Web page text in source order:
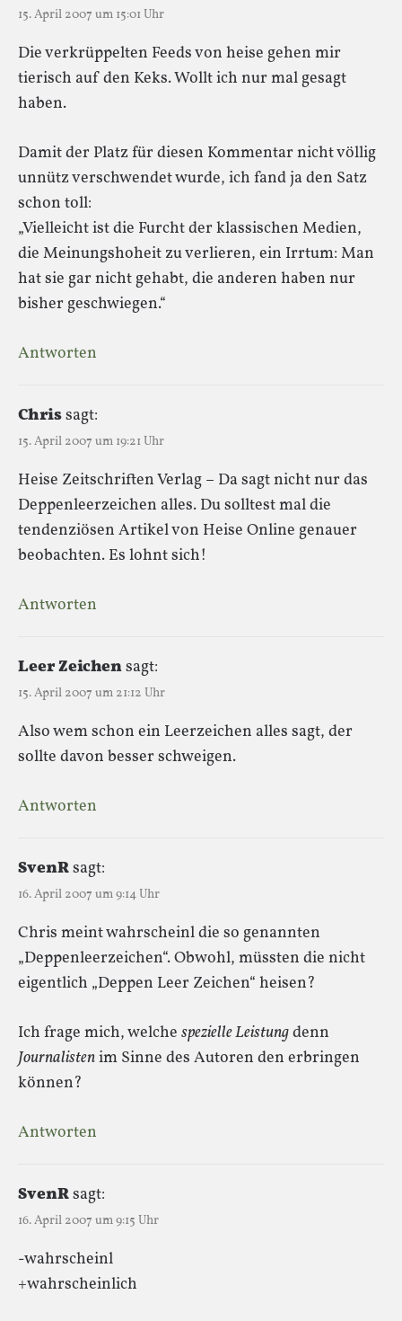
15. April 2007 um 15:01 Uhr
Die verkrüppelten Feeds von heise gehen mir
tierisch auf den Keks. Wollt ich nur mal gesagt
haben.
Damit der Platz für diesen Kommentar nicht völlig
unnütz verschwendet wurde, ich fand ja den Satz
schon toll:
„Vielleicht ist die Furcht der klassischen Medien,
die Meinungshoheit zu verlieren, ein Irrtum: Man
hat sie gar nicht gehabt, die anderen haben nur
bisher geschwiegen.“
Antworten
Chrissagt:
15. April 2007 um 19:21 Uhr
Heise Zeitschriften Verlag – Da sagt nicht nur das
Deppenleerzeichen alles. Du solltest mal die
tendenziösen Artikel von Heise Online genauer
beobachten. Es lohnt sich!
Antworten
Leer Zeichensagt:
15. April 2007 um 21:12 Uhr
Also wem schon ein Leerzeichen alles sagt, der
sollte davon besser schweigen.
Antworten
SvenRsagt:
16. April 2007 um 9:14 Uhr
Chris meint wahrscheinl die so genannten
„Deppenleerzeichen“. Obwohl, müssten die nicht
eigentlich „Deppen Leer Zeichen“ heisen?
Ich frage mich, welche spezielle Leistungdenn
Journalistenim Sinne des Autoren den erbringen
können?
Antworten
SvenRsagt:
16. April 2007 um 9:15 Uhr
-wahrscheinl
+wahrscheinlich